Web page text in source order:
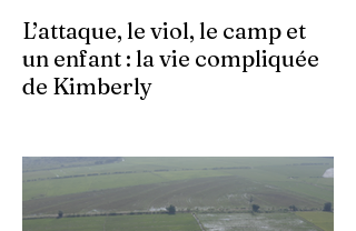
L’attaque, le viol, le camp et
un enfant : la vie compliquée
de Kimberly
armés continuent d’imposer leur loi par la
terreur. Aux côtés des extorsions et des
massacres, le viol demeure l’une des